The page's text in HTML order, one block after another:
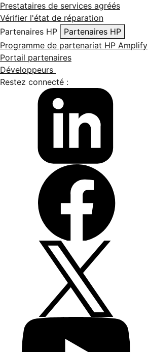
Prestataires de services agréés
Vérifier l'état de réparation
Partenaires HP
Partenaires HP
Programme de partenariat HP Amplify
Portail partenaires
Développeurs
Restez connecté :